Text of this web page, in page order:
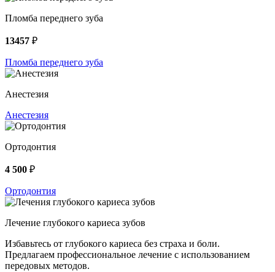
Пломба переднего зуба
13457 ₽
Пломба переднего зуба
Анестезия
Анестезия
Ортодонтия
4 500 ₽
Ортодонтия
Лечение глубокого кариеса зубов
Избавьтесь от глубокого кариеса без страха и боли.
Предлагаем профессиональное лечение с использованием
передовых методов.